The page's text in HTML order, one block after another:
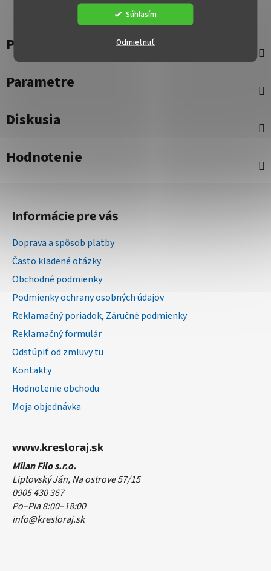
Odmietnuť
Súhlasím
Popis
Parametre
Diskusia
Hodnotenie
Informácie pre vás
Doprava a spôsob platby
Často kladené otázky
Obchodné podmienky
Podmienky ochrany osobných údajov
Reklamačný poriadok, Záručné podmienky
Reklamačný formulár
Odstúpiť od zmluvy tu
Kontakty
Hodnotenie obchodu
Moja objednávka
www.kresloraj.sk
Milan Filo s.r.o.
Liptovský Ján, Na ostrove 57/15
0905 430 367
Po–Pia 8:00–18:00
info@kresloraj.sk